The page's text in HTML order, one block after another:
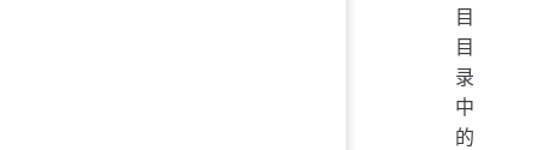
目
目
录
中
的